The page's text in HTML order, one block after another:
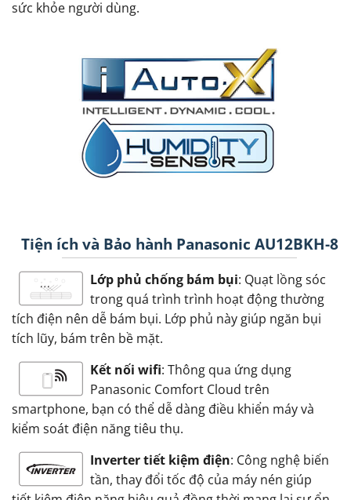
sức khỏe người dùng.
Tiện ích và Bảo hành Panasonic AU12BKH-8
Lớp phủ chống bám bụi: Quạt lồng sóc
trong quá trình trình hoạt động thường
tích điện nên dễ bám bụi. Lớp phủ này giúp ngăn bụi
tích lũy, bám trên bề mặt.
Kết nối wifi: Thông qua ứng dụng
Panasonic Comfort Cloud trên
smartphone, bạn có thể dễ dàng điều khiển máy và
kiểm soát điện năng tiêu thụ.
Inverter tiết kiệm điện: Công nghệ biến
tần, thay đổi tốc độ của máy nén giúp